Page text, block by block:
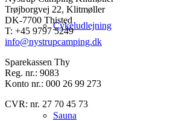
Cykeludlejning
Sauna
Trøjborgvej 22, Klitmøller
DK-7700 Thisted
T: +45 9797 5249
info@nystrupcamping.dk
Sparekassen Thy
Reg. nr.: 9083
Konto nr.: 000 26 99 273
CVR: nr. 27 70 45 73